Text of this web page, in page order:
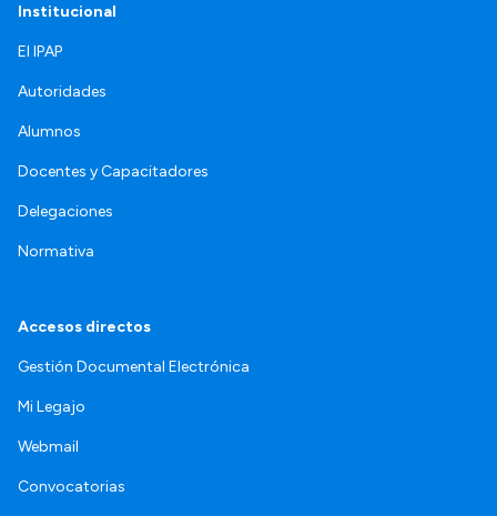
Institucional
El IPAP
Autoridades
Alumnos
Docentes y Capacitadores
Delegaciones
Normativa
Accesos directos
Gestión Documental Electrónica
Mi Legajo
Webmail
Convocatorias